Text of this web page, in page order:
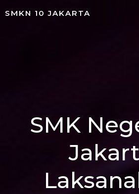
SMKN 10 JAKARTA
SMK